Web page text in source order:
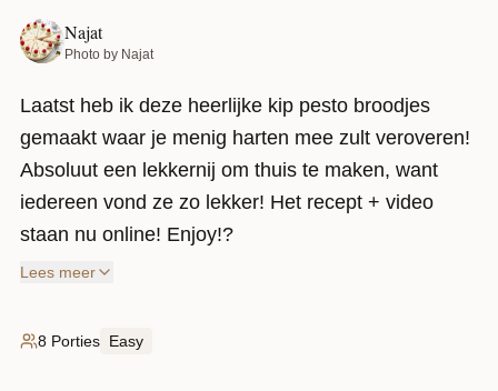
Najat
Photo by Najat
Laatst heb ik deze heerlijke kip pesto broodjes
gemaakt waar je menig harten mee zult veroveren!
Absoluut een lekkernij om thuis te maken, want
iedereen vond ze zo lekker! Het recept + video
staan nu online! Enjoy!?
Lees meer
8 Porties Easy